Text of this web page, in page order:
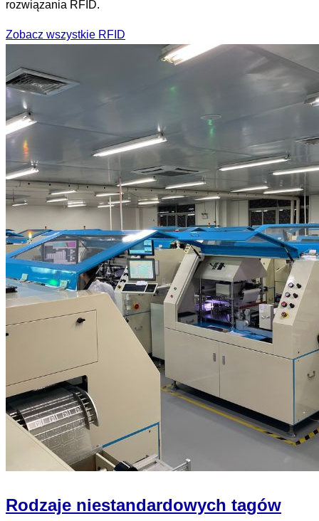
rozwiązania RFID.
Zobacz wszystkie RFID
Rodzaje niestandardowych tagów